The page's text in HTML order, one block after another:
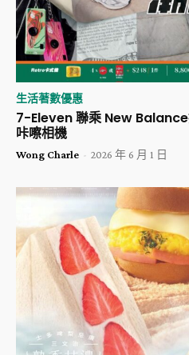
生活著數優惠
7-Eleven 聯乘 New
咔嚓相機
Wong Charle - 2026 年 6 月 1 日